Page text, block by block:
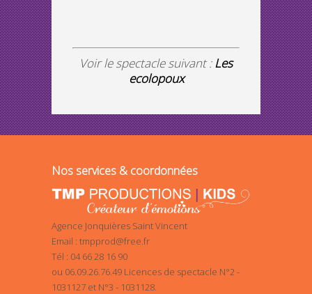
Voir le spectacle suivant :Les
ecolopoux
Nos services & coordonnées
Agence Jonquières Saint Vincent
Email : tmpprod@free.fr
Tél : 04 66 28 16 90
ou 06.09.26.76.49 Licences de spectacle N°2 -
1031127 et N°3 - 1031128.